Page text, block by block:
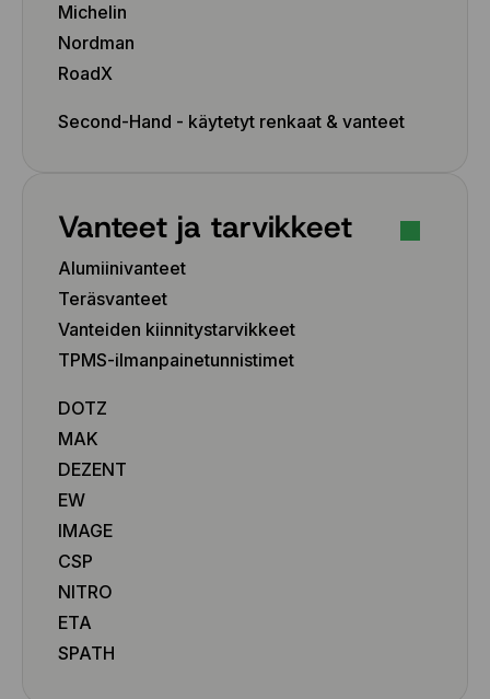
Michelin
Nordman
RoadX
Second-Hand - käytetyt renkaat & vanteet
Vanteet ja tarvikkeet
Alumiinivanteet
Teräsvanteet
Vanteiden kiinnitystarvikkeet
TPMS-ilmanpainetunnistimet
DOTZ
MAK
DEZENT
EW
IMAGE
CSP
NITRO
ETA
SPATH